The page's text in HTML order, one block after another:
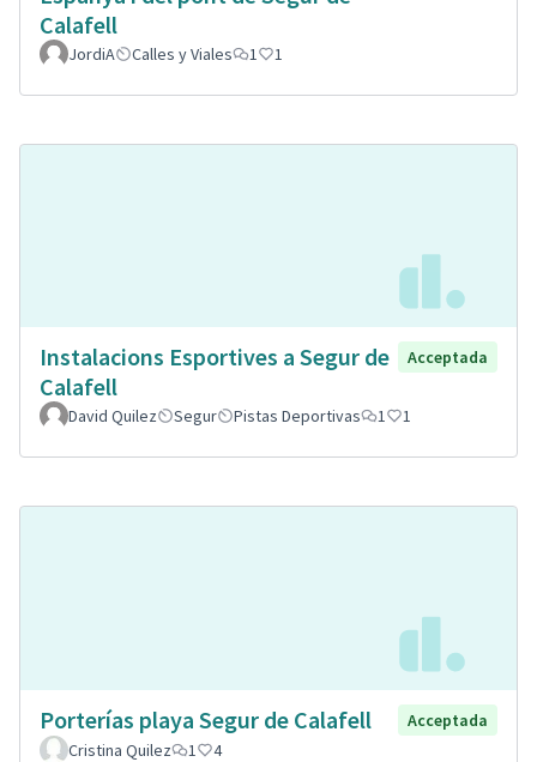
Calafell
JordiA Calles y Viales 1 1
Instalacions Esportives a Segur de
Calafell
Acceptada
David Quilez Segur Pistas Deportivas 1 1
Porterías playa Segur de Calafell
Acceptada
Cristina Quilez
1 4